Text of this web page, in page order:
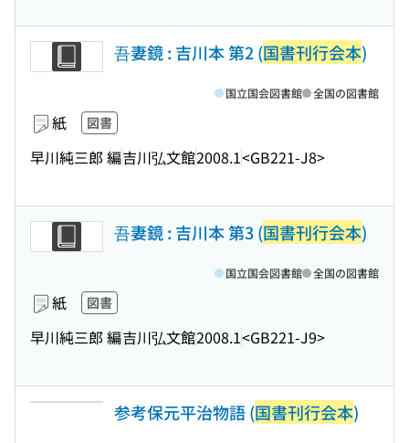
吾妻鏡 : 吉川本 第2 (国書刊行会本)
紙 図書
早川純三郎 編吉川弘文館2008.1<GB221-J8>
国立国会図書館 全国の図書館
吾妻鏡 : 吉川本 第3 (国書刊行会本)
紙 図書
早川純三郎 編吉川弘文館2008.1<GB221-J9>
国立国会図書館 全国の図書館
参考保元平治物語 (国書刊行会本)